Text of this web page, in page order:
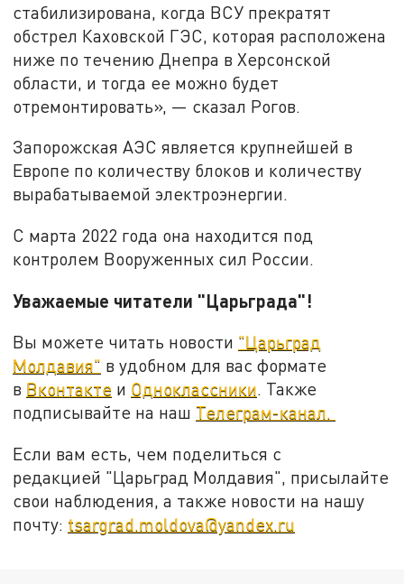
стабилизирована, когда ВСУ прекратят
обстрел Каховской ГЭС, которая расположена
ниже по течению Днепра в Херсонской
области, и тогда ее можно будет
отремонтировать», — сказал Рогов.
Запорожская АЭС является крупнейшей в
Европе по количеству блоков и количеству
вырабатываемой электроэнергии.
С марта 2022 года она находится под
контролем Вооруженных сил России.
Уважаемые читатели "Царьграда"!
Вы можете читать новости "Царьград
Молдавия" в удобном для вас формате
в Вконтакте и Одноклассники. Также
подписывайте на наш Телеграм-канал.
Если вам есть, чем поделиться с
редакцией "Царьград Молдавия", присылайте
свои наблюдения, а также новости на нашу
почту: tsargrad.moldova@yandex.ru